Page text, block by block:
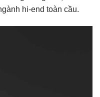
hi-end toàn cầu.